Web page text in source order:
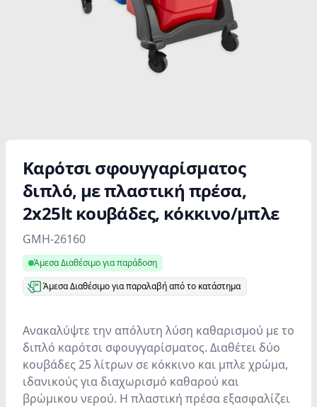
Καρότσι σφουγγαρίσματος
διπλό, με πλαστική πρέσα,
2x25lt κουβάδες, κόκκινο/μπλε
Product information
GMH-26160
Άμεσα Διαθέσιμο για παράδοση
Άμεσα Διαθέσιμο για παραλαβή από το κατάστημα
Ανακαλύψτε την απόλυτη λύση καθαρισμού με το
διπλό καρότσι σφουγγαρίσματος. Διαθέτει δύο
κουβάδες 25 λίτρων σε κόκκινο και μπλε χρώμα,
ιδανικούς για διαχωρισμό καθαρού και
βρώμικου νερού. Η πλαστική πρέσα εξασφαλίζει